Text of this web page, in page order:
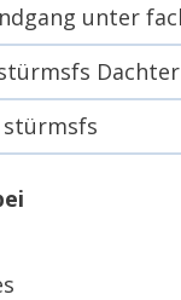
unter
stürmsfs